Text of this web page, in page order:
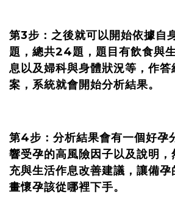
第3步：之後就可以開始依據自
題，總共24題，題目有飲食與
息以及婦科與身體狀況等，作
案，系統就會開始分析結果。
第4步：分析結果會有一個好孕
響受孕的高風險因子以及說明
充與生活作息改善建議，讓備
畫懷孕該從哪裡下手。